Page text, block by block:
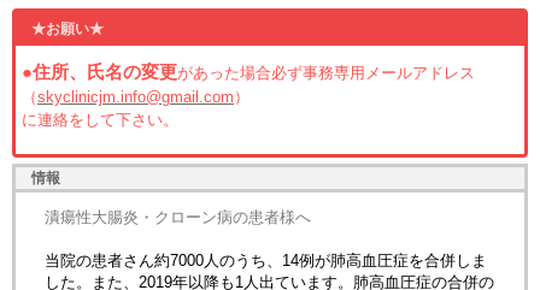
★お願い★
●住所、氏名の変更があった場合必ず事務専用メールアドレス
（skyclinicjm.info@gmail.com ）
に連絡をして下さい。
情報
潰瘍性大腸炎・クローン病の患者様へ
当院の患者さん約7000人のうち、14例が肺高血圧症を合併しま
した。また、2019年以降も1人出ています。肺高血圧症の合併の